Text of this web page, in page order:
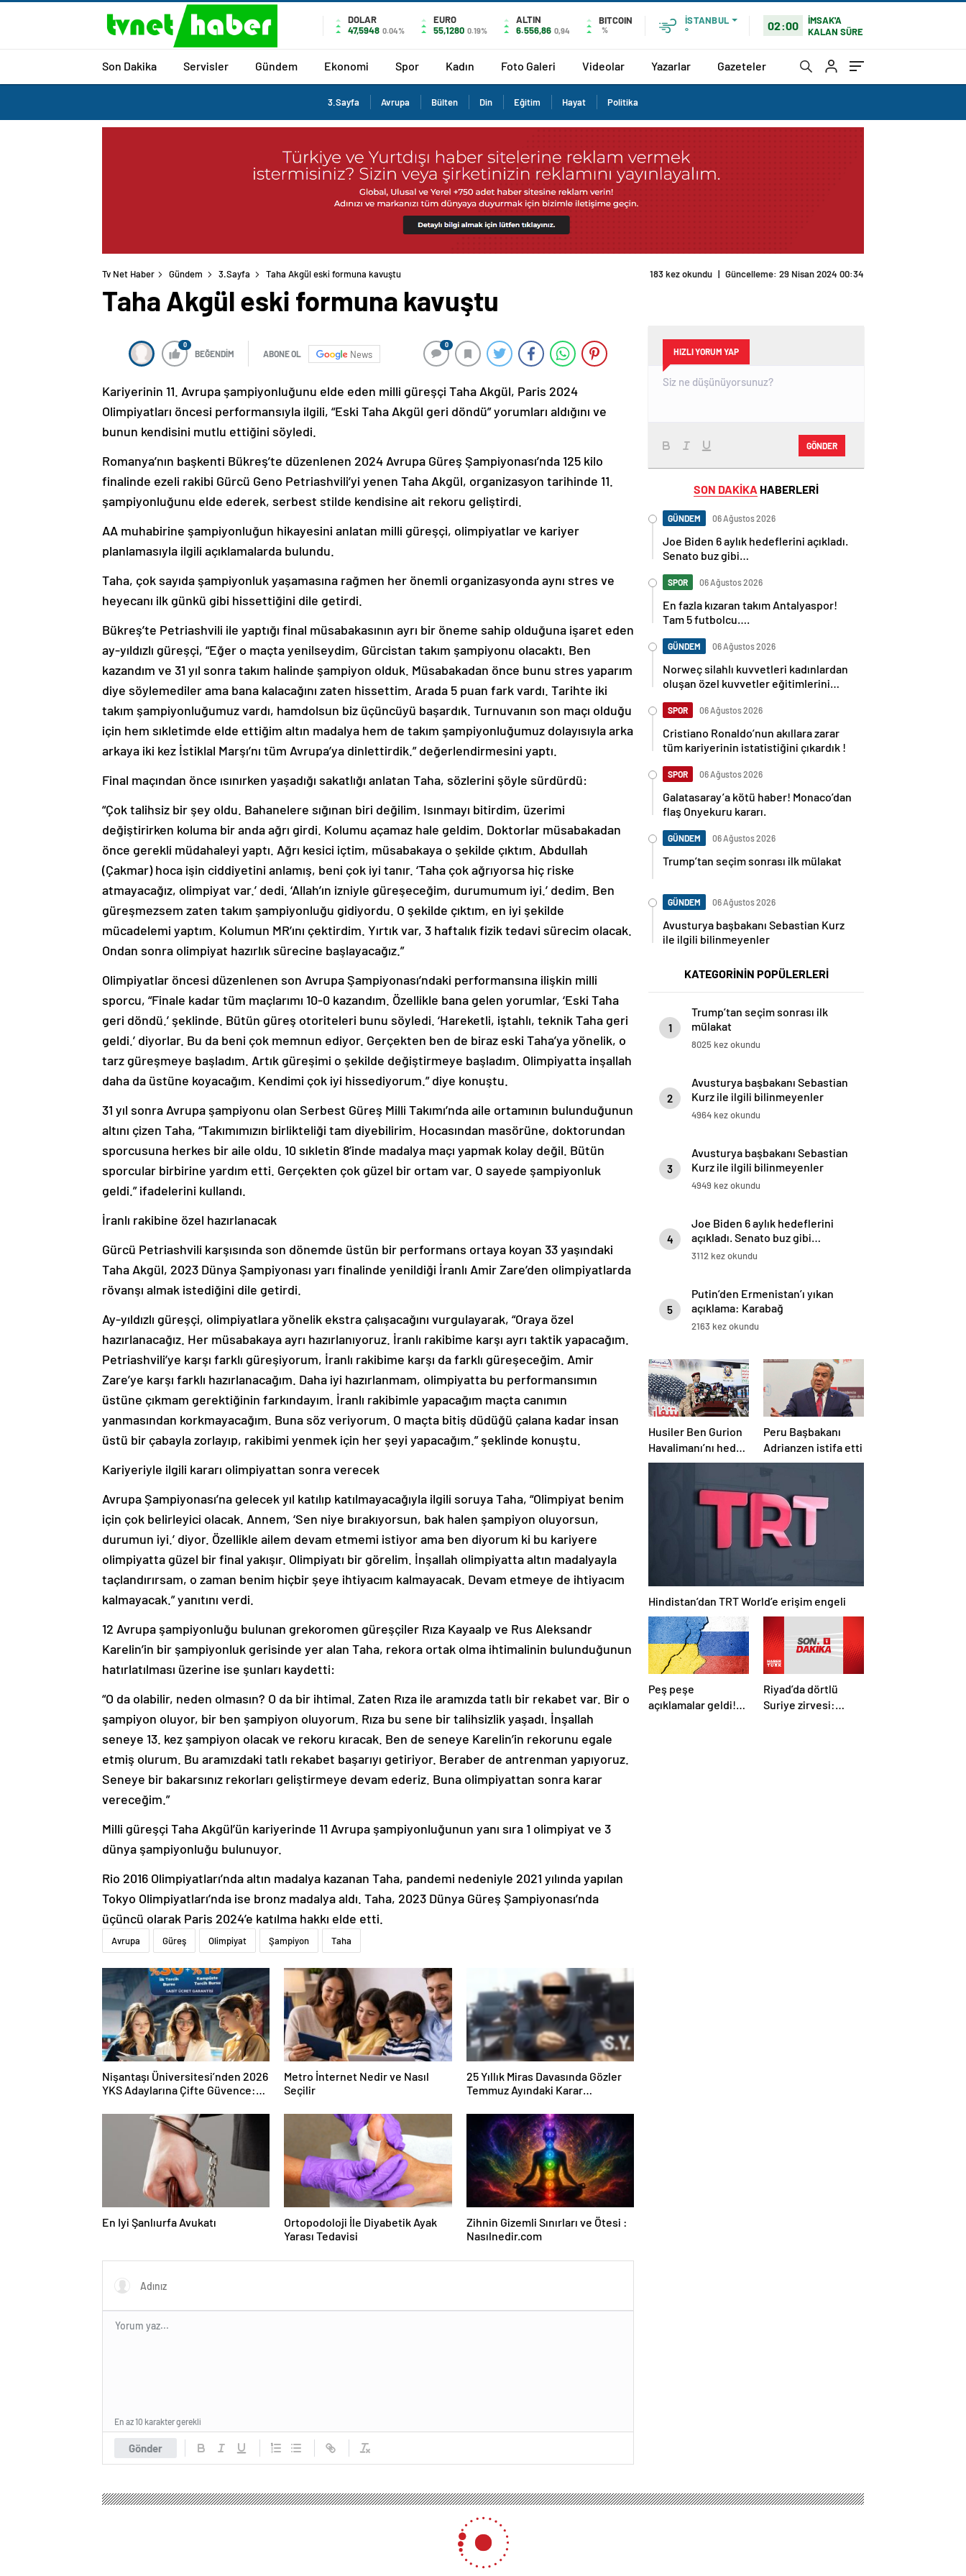
DOLAR
47,5948 0.04%
EURO
55,1280 0.19%
ALTIN
6.556,86 0,94
BITCOIN
%
İSTANBUL
°
02:00
İMSAK'A
KALAN SÜRE
Son Dakika Servisler Gündem Ekonomi Spor Kadın Foto Galeri Videolar Yazarlar Gazeteler
3.Sayfa Avrupa Bülten Din Eğitim Hayat Politika
Tv Net Haber Gündem 3.Sayfa Taha Akgül eski formuna kavuştu 183 kez okundu | Güncelleme: 29 Nisan 2024 00:34
Taha Akgül eski formuna kavuştu
0
BEĞENDİM ABONE OL News
0
Kariyerinin 11. Avrupa şampiyonluğunu elde eden milli güreşçi Taha Akgül, Paris 2024
Olimpiyatları öncesi performansıyla ilgili, “Eski Taha Akgül geri döndü” yorumları aldığını ve
bunun kendisini mutlu ettiğini söyledi.
Romanya’nın başkenti Bükreş’te düzenlenen 2024 Avrupa Güreş Şampiyonası’nda 125 kilo
finalinde ezeli rakibi Gürcü Geno Petriashvili’yi yenen Taha Akgül, organizasyon tarihinde 11.
şampiyonluğunu elde ederek, serbest stilde kendisine ait rekoru geliştirdi.
AA muhabirine şampiyonluğun hikayesini anlatan milli güreşçi, olimpiyatlar ve kariyer
planlamasıyla ilgili açıklamalarda bulundu.
Taha, çok sayıda şampiyonluk yaşamasına rağmen her önemli organizasyonda aynı stres ve
heyecanı ilk günkü gibi hissettiğini dile getirdi.
Bükreş’te Petriashvili ile yaptığı final müsabakasının ayrı bir öneme sahip olduğuna işaret eden
ay-yıldızlı güreşçi, “Eğer o maçta yenilseydim, Gürcistan takım şampiyonu olacaktı. Ben
kazandım ve 31 yıl sonra takım halinde şampiyon olduk. Müsabakadan önce bunu stres yaparım
diye söylemediler ama bana kalacağını zaten hissettim. Arada 5 puan fark vardı. Tarihte iki
takım şampiyonluğumuz vardı, hamdolsun biz üçüncüyü başardık. Turnuvanın son maçı olduğu
için hem sıkletimde elde ettiğim altın madalya hem de takım şampiyonluğumuz dolayısıyla arka
arkaya iki kez İstiklal Marşı’nı tüm Avrupa’ya dinlettirdik.” değerlendirmesini yaptı.
Final maçından önce ısınırken yaşadığı sakatlığı anlatan Taha, sözlerini şöyle sürdürdü:
“Çok talihsiz bir şey oldu. Bahanelere sığınan biri değilim. Isınmayı bitirdim, üzerimi
değiştirirken koluma bir anda ağrı girdi. Kolumu açamaz hale geldim. Doktorlar müsabakadan
önce gerekli müdahaleyi yaptı. Ağrı kesici içtim, müsabakaya o şekilde çıktım. Abdullah
(Çakmar) hoca işin ciddiyetini anlamış, beni çok iyi tanır. ‘Taha çok ağrıyorsa hiç riske
atmayacağız, olimpiyat var.’ dedi. ‘Allah’ın izniyle güreşeceğim, durumumum iyi.’ dedim. Ben
güreşmezsem zaten takım şampiyonluğu gidiyordu. O şekilde çıktım, en iyi şekilde
mücadelemi yaptım. Kolumun MR’ını çektirdim. Yırtık var, 3 haftalık fizik tedavi sürecim olacak.
Ondan sonra olimpiyat hazırlık sürecine başlayacağız.”
Olimpiyatlar öncesi düzenlenen son Avrupa Şampiyonası’ndaki performansına ilişkin milli
sporcu, “Finale kadar tüm maçlarımı 10-0 kazandım. Özellikle bana gelen yorumlar, ‘Eski Taha
geri döndü.’ şeklinde. Bütün güreş otoriteleri bunu söyledi. ‘Hareketli, iştahlı, teknik Taha geri
geldi.’ diyorlar. Bu da beni çok memnun ediyor. Gerçekten ben de biraz eski Taha’ya yönelik, o
tarz güreşmeye başladım. Artık güreşimi o şekilde değiştirmeye başladım. Olimpiyatta inşallah
daha da üstüne koyacağım. Kendimi çok iyi hissediyorum.” diye konuştu.
31 yıl sonra Avrupa şampiyonu olan Serbest Güreş Milli Takımı’nda aile ortamının bulunduğunun
altını çizen Taha, “Takımımızın birlikteliği tam diyebilirim. Hocasından masörüne, doktorundan
sporcusuna herkes bir aile oldu. 10 sıkletin 8’inde madalya maçı yapmak kolay değil. Bütün
sporcular birbirine yardım etti. Gerçekten çok güzel bir ortam var. O sayede şampiyonluk
geldi.” ifadelerini kullandı.
İranlı rakibine özel hazırlanacak
Gürcü Petriashvili karşısında son dönemde üstün bir performans ortaya koyan 33 yaşındaki
Taha Akgül, 2023 Dünya Şampiyonası yarı finalinde yenildiği İranlı Amir Zare’den olimpiyatlarda
rövanşı almak istediğini dile getirdi.
Ay-yıldızlı güreşçi, olimpiyatlara yönelik ekstra çalışacağını vurgulayarak, “Oraya özel
hazırlanacağız. Her müsabakaya ayrı hazırlanıyoruz. İranlı rakibime karşı ayrı taktik yapacağım.
Petriashvili’ye karşı farklı güreşiyorum, İranlı rakibime karşı da farklı güreşeceğim. Amir
Zare’ye karşı farklı hazırlanacağım. Daha iyi hazırlanmam, olimpiyatta bu performansımın
üstüne çıkmam gerektiğinin farkındayım. İranlı rakibimle yapacağım maçta canımın
yanmasından korkmayacağım. Buna söz veriyorum. O maçta bitiş düdüğü çalana kadar insan
üstü bir çabayla zorlayıp, rakibimi yenmek için her şeyi yapacağım.” şeklinde konuştu.
Kariyeriyle ilgili kararı olimpiyattan sonra verecek
Avrupa Şampiyonası’na gelecek yıl katılıp katılmayacağıyla ilgili soruya Taha, “Olimpiyat benim
için çok belirleyici olacak. Annem, ‘Sen niye bırakıyorsun, bak halen şampiyon oluyorsun,
durumun iyi.’ diyor. Özellikle ailem devam etmemi istiyor ama ben diyorum ki bu kariyere
olimpiyatta güzel bir final yakışır. Olimpiyatı bir görelim. İnşallah olimpiyatta altın madalyayla
taçlandırırsam, o zaman benim hiçbir şeye ihtiyacım kalmayacak. Devam etmeye de ihtiyacım
kalmayacak.” yanıtını verdi.
12 Avrupa şampiyonluğu bulunan grekoromen güreşçiler Rıza Kayaalp ve Rus Aleksandr
Karelin’in bir şampiyonluk gerisinde yer alan Taha, rekora ortak olma ihtimalinin bulunduğunun
hatırlatılması üzerine ise şunları kaydetti:
“O da olabilir, neden olmasın? O da bir ihtimal. Zaten Rıza ile aramızda tatlı bir rekabet var. Bir o
şampiyon oluyor, bir ben şampiyon oluyorum. Rıza bu sene bir talihsizlik yaşadı. İnşallah
seneye 13. kez şampiyon olacak ve rekoru kıracak. Ben de seneye Karelin’in rekorunu egale
etmiş olurum. Bu aramızdaki tatlı rekabet başarıyı getiriyor. Beraber de antrenman yapıyoruz.
Seneye bir bakarsınız rekorları geliştirmeye devam ederiz. Buna olimpiyattan sonra karar
vereceğim.”
Milli güreşçi Taha Akgül’ün kariyerinde 11 Avrupa şampiyonluğunun yanı sıra 1 olimpiyat ve 3
dünya şampiyonluğu bulunuyor.
Rio 2016 Olimpiyatları’nda altın madalya kazanan Taha, pandemi nedeniyle 2021 yılında yapılan
Tokyo Olimpiyatları’nda ise bronz madalya aldı. Taha, 2023 Dünya Güreş Şampiyonası’nda
üçüncü olarak Paris 2024’e katılma hakkı elde etti.
Avrupa Güreş Olimpiyat Şampiyon Taha
Nişantaşı Üniversitesi’nden 2026
YKS Adaylarına Çifte Güvence:
Metro İnternet Nedir ve Nasıl
Seçilir
25 Yıllık Miras Davasında Gözler
Temmuz Ayındaki Karar
En Iyi Şanlıurfa Avukatı
Ortopodoloji İle Diyabetik Ayak
Yarası Tedavisi
Zihnin Gizemli Sınırları ve Ötesi :
Nasılnedir.com
Gönder
En az 10 karakter gerekli
HIZLI YORUM YAP
GÖNDER
SON DAKİKA HABERLERİ
GÜNDEM 06 Ağustos 2026
Joe Biden 6 aylık hedeflerini açıkladı.
Senato buz gibi…
SPOR 06 Ağustos 2026
En fazla kızaran takım Antalyaspor!
Tam 5 futbolcu….
GÜNDEM 06 Ağustos 2026
Norweç silahlı kuvvetleri kadınlardan
oluşan özel kuvvetler eğitimlerini
SPOR 06 Ağustos 2026
Cristiano Ronaldo’nun akıllara zarar
tüm kariyerinin istatistiğini çıkardık !
SPOR 06 Ağustos 2026
Galatasaray’a kötü haber! Monaco’dan
flaş Onyekuru kararı.
GÜNDEM 06 Ağustos 2026
Trump’tan seçim sonrası ilk mülakat
GÜNDEM 06 Ağustos 2026
Avusturya başbakanı Sebastian Kurz
ile ilgili bilinmeyenler
KATEGORİNİN POPÜLERLERİ
1
Trump’tan seçim sonrası ilk
mülakat
8025 kez okundu
2
Avusturya başbakanı Sebastian
Kurz ile ilgili bilinmeyenler
4964 kez okundu
3
Avusturya başbakanı Sebastian
Kurz ile ilgili bilinmeyenler
4949 kez okundu
4
Joe Biden 6 aylık hedeflerini
açıkladı. Senato buz gibi…
3112 kez okundu
5
Putin’den Ermenistan’ı yıkan
açıklama: Karabağ
Azerbaycan’ın ayrılmaz bir
2163 kez okundu
Husiler Ben Gurion
Havalimanı’nı hedef
aldı
Peru Başbakanı
Adrianzen istifa etti
Hindistan’dan TRT World’e erişim engeli
Peş peşe
açıklamalar geldi!
Riyad’da dörtlü
Suriye zirvesi: